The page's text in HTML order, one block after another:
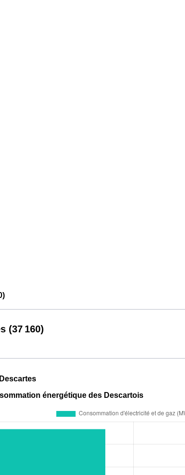
(37 160)
énergétique des Descartois